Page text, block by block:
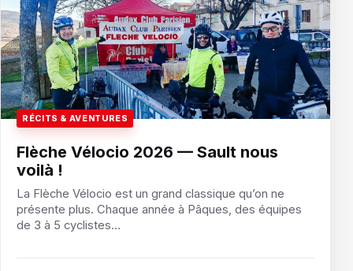
RÉCITS & AVENTURES
Flèche Vélocio 2026 — Sault nous
voilà !
La Flèche Vélocio est un grand classique qu’on ne
présente plus. Chaque année à Pâques, des équipes
de 3 à 5 cyclistes…